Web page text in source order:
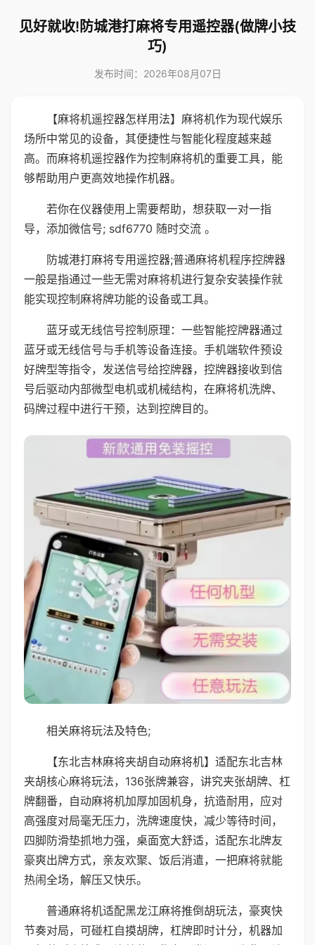
见好就收!防城港打麻将专用遥控器(做牌小技
巧)
发布时间：2026年08月07日
【麻将机遥控器怎样用法】麻将机作为现代娱乐
场所中常见的设备，其便捷性与智能化程度越来越
高。而麻将机遥控器作为控制麻将机的重要工具，能
够帮助用户更高效地操作机器。
若你在仪器使用上需要帮助，想获取一对一指
导，添加微信号; sdf6770 随时交流 。
防城港打麻将专用遥控器;普通麻将机程序控牌器
一般是指通过一些无需对麻将机进行复杂安装操作就
能实现控制麻将牌功能的设备或工具。
蓝牙或无线信号控制原理：一些智能控牌器通过
蓝牙或无线信号与手机等设备连接。手机端软件预设
好牌型等指令，发送信号给控牌器，控牌器接收到信
号后驱动内部微型电机或机械结构，在麻将机洗牌、
码牌过程中进行干预，达到控牌目的。
相关麻将玩法及特色;
【东北吉林麻将夹胡自动麻将机】适配东北吉林
夹胡核心麻将玩法，136张牌兼容，讲究夹张胡牌、杠
牌翻番，自动麻将机加厚加固机身，抗造耐用，应对
高强度对局毫无压力，洗牌速度快，减少等待时间，
四脚防滑垫抓地力强，桌面宽大舒适，适配东北牌友
豪爽出牌方式，亲友欢聚、饭后消遣，一把麻将就能
热闹全场，解压又快乐。
普通麻将机适配黑龙江麻将推倒胡玩法，豪爽快
节奏对局，可碰杠自摸胡牌，杠牌即时计分，机器加